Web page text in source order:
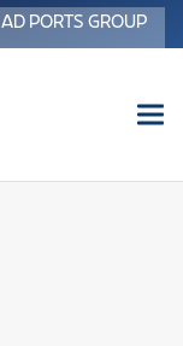
AD PORTS GROUP